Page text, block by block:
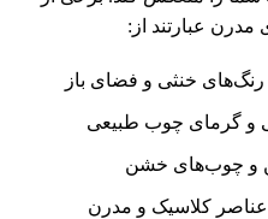
عبارتند از:
خنثی و فضای باز
و گرمای چوب طبیعی
و چوب‌های خشن
کلاسیک و مدرن